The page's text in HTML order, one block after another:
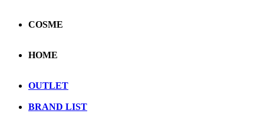
COSME
HOME
OUTLET
BRAND LIST